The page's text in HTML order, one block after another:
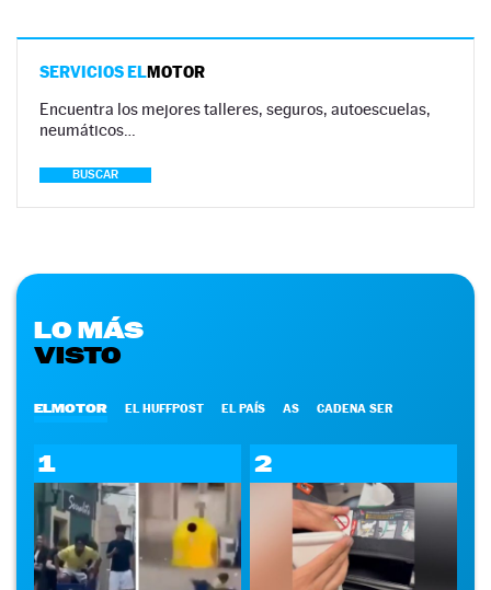
SERVICIOS ELMOTOR
Encuentra los mejores talleres, seguros, autoescuelas,
neumáticos…
BUSCAR
LO MÁS
VISTO
ELMOTOR EL HUFFPOST EL PAÍS AS CADENA SER
1 2